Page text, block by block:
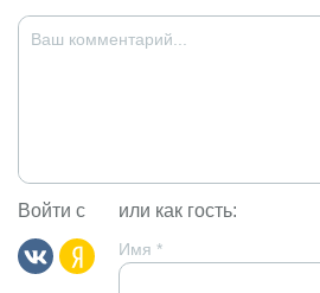
Войти с или как гость:
Имя *